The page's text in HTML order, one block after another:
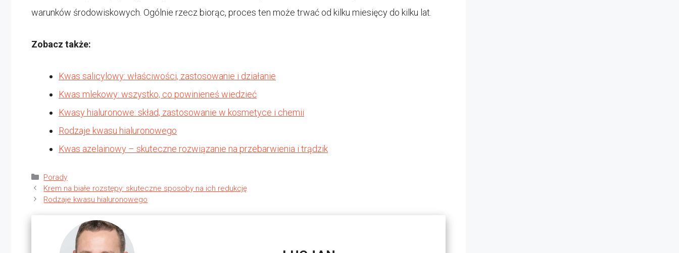
warunków środowiskowych. Ogólnie rzecz biorąc, proces ten może trwać od kilku miesięcy do kilku lat.
Zobacz także:
Kwas salicylowy: właściwości, zastosowanie i działanie
Kwas mlekowy: wszystko, co powinieneś wiedzieć
Kwasy hialuronowe: skład, zastosowanie w kosmetyce i chemii
Rodzaje kwasu hialuronowego
Kwas azelainowy – skuteczne rozwiązanie na przebarwienia i trądzik
Kategorie
Porady
Krem na białe rozstępy: skuteczne sposoby na ich redukcję
Rodzaje kwasu hialuronowego